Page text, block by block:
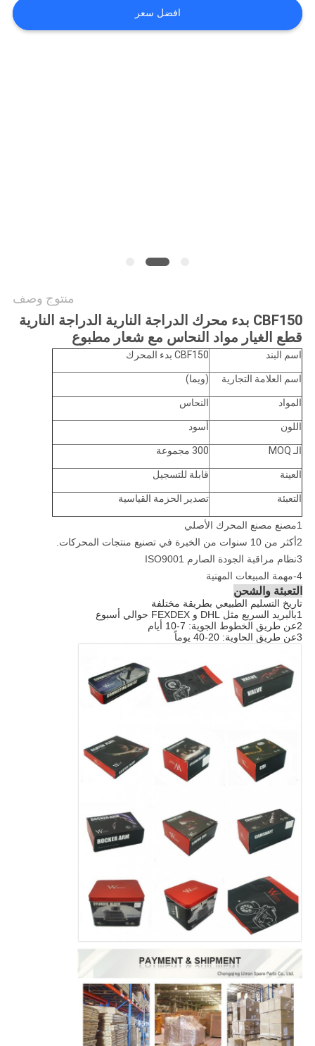
سياسة
افضل سعر
منتوج وصف
CBF150 بدء محرك الدراجة النارية الدراجة النارية
قطع الغيار مواد النحاس مع شعار مطبوع
اسم البند CBF150 بدء المحرك
اسم العلامة التجارية (ويما)
المواد النحاس
اللون أسود
الـ MOQ 300 مجموعة
العينة قابلة للتسجيل
التعبئة تصدير الحزمة القياسية
1مصنع مصنع المحرك الأصلي
2أكثر من 10 سنوات من الخبرة في تصنيع منتجات المحركات.
3نظام مراقبة الجودة الصارم ISO9001
4-مهمة المبيعات المهنية
التعبئة والشحن
تاريخ التسليم الطبيعي بطريقة مختلفة
1بالبريد السريع مثل DHL و FEXDEX حوالي أسبوع
2عن طريق الخطوط الجوية: 7-10 أيام
3عن طريق الحاوية: 20-40 يوماً